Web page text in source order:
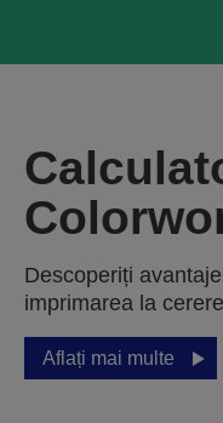
Descoperiți
imprimarea la
Aflați mai multe